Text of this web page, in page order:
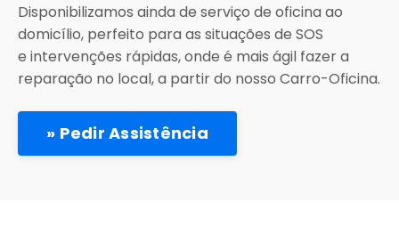
Disponibilizamos ainda de serviço de oficina ao
domicílio, perfeito para as situações de SOS
e intervenções rápidas, onde é mais ágil fazer a
reparação no local, a partir do nosso Carro-Oficina.
» Pedir Assistência